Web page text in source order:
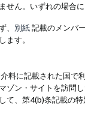
せん。いずれの場合
、 別紙記載のメンバ
ます。
料に記載された国で
ゾン・サイトを訪問
て、第4(b)条記載の